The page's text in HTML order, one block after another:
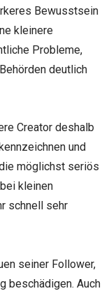
Bewusstsein
kleinere
Probleme,
deutlich
Creator deshalb
und
möglichst seriös
kleinen
schnell sehr
seiner Follower,
beschädigen. Auch